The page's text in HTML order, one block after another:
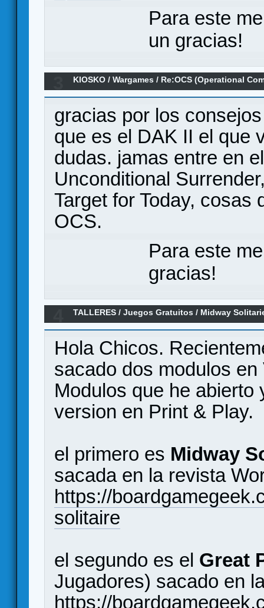
Para este
un gracias!
KIOSKO /Wargames / Re:OCS (Operational
gracias por los
que es el DAK II el que
dudas. jamas entre en
Unconditional
Target for Today, cosas
OCS.
Para este
gracias!
TALLERES /Juegos Gratuitos/ Midway
Hola Chicos.
sacado dos modulos
Modulos que he
version en Print & Play.
el primero es Midway
sacada en la revista
https://
solitaire
el segundo es el Great
Jugadores) sacado en
https://